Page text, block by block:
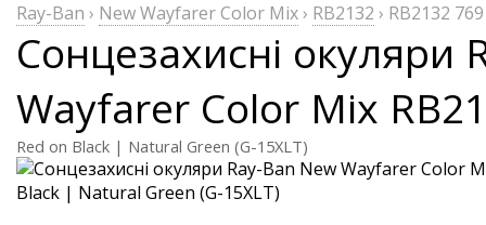
Ray-Ban › New Wayfarer Color Mix› RB2132 › RB2132 769
Сонцезахисні окуляри
Wayfarer Color Mix
Red on Black | Natural Green (G-15XLT)